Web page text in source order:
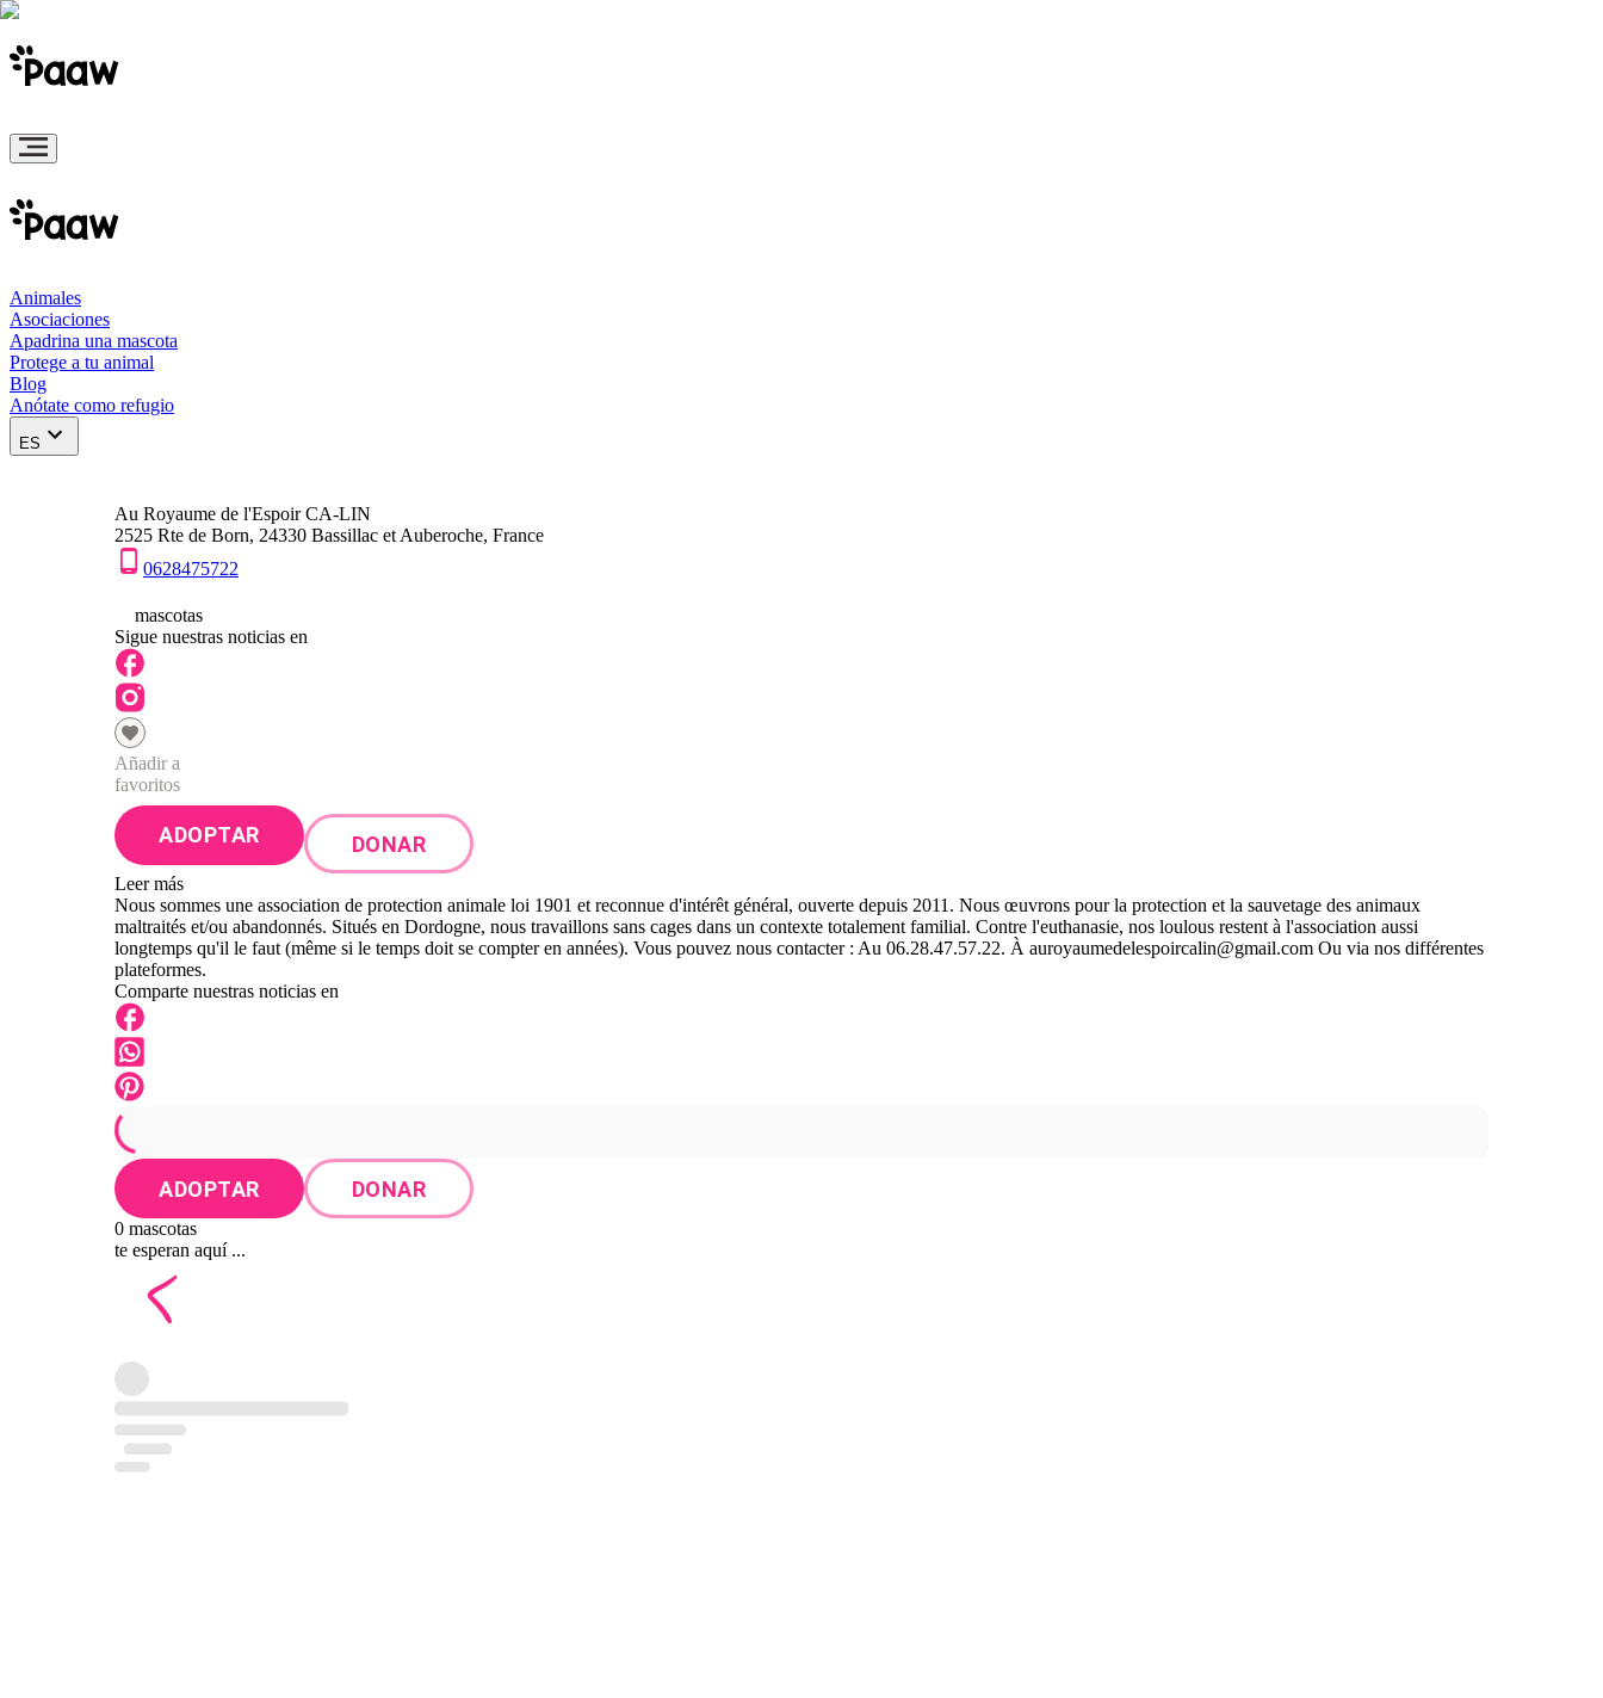
Animales
Asociaciones
Apadrina una mascota
Protege a tu animal
Blog
Anótate como refugio
ES
Au Royaume de l'Espoir CA-LIN
2525 Rte de Born, 24330 Bassillac et Auberoche, France
0628475722
mascotas
Sigue nuestras noticias en
Añadir a
favoritos
ADOPTAR DONAR
Leer más
Nous sommes une association de protection animale loi 1901 et reconnue d'intérêt général, ouverte depuis 2011. Nous œuvrons pour la protection et la sauvetage des animaux
maltraités et/ou abandonnés. Situés en Dordogne, nous travaillons sans cages dans un contexte totalement familial. Contre l'euthanasie, nos loulous restent à l'association aussi
longtemps qu'il le faut (même si le temps doit se compter en années). Vous pouvez nous contacter : Au 06.28.47.57.22. À auroyaumedelespoircalin@gmail.com Ou via nos différentes
plateformes.
Comparte nuestras noticias en
ADOPTAR DONAR
0 mascotas
te esperan aquí ...